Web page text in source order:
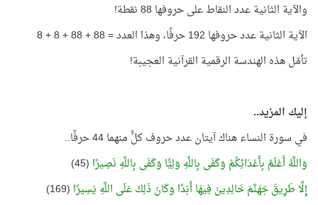
والآية الثانية عدد النقاط على حروفها 88 نقطة!
الآية الثانية عدد حروفها 192 حرفًا، وهذا العدد = 88 + 88 + 8 + 8
تأمّل هذه الهندسة الرقمية القرآنية العجيبة!
إليك المزيد..
في سورة النساء هناك آيتان عدد حروف كلٍّ منهما 44 حرفًا..
وَاللَّهُ أَعْلَمُ بِأَعْدَائِكُمْ وَكَفَى بِاللَّهِ وَلِيًّا وَكَفَى بِاللَّهِ نَصِيرًا (45)
إِلَّا طَرِيقَ جَهَنَّمَ خَالِدِينَ فِيهَا أَبَدًا وَكَانَ ذَلِكَ عَلَى اللَّهِ يَسِيرًا (169)